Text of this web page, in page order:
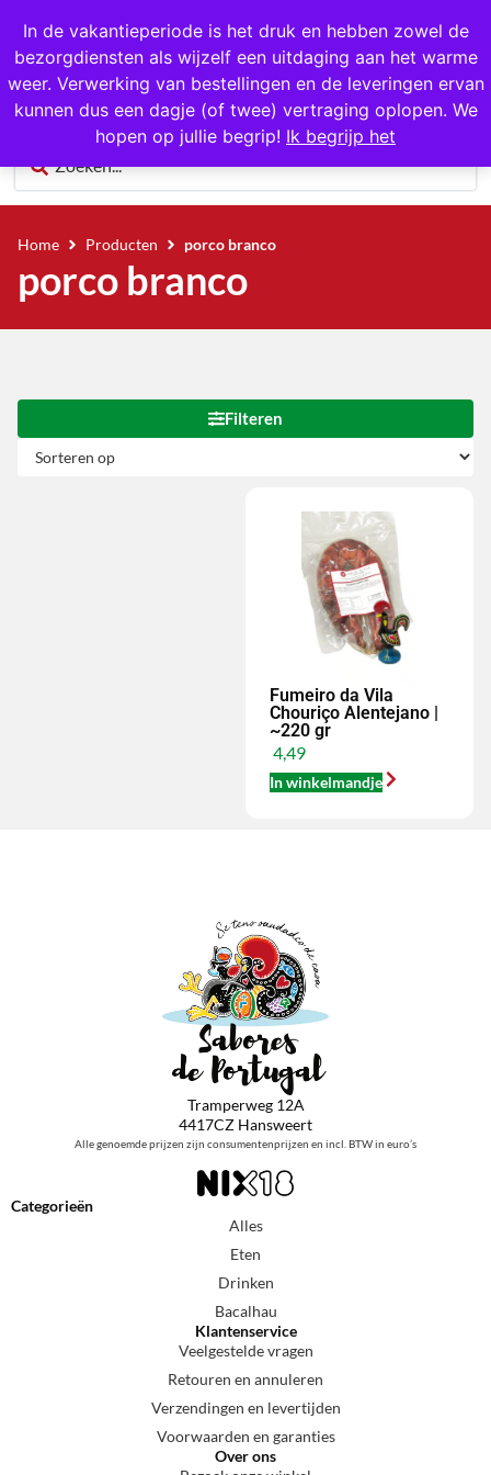
In de vakantieperiode is het druk en hebben zowel de
bezorgdiensten als wijzelf een uitdaging aan het warme
weer. Verwerking van bestellingen en de leveringen ervan
kunnen dus een dagje (of twee) vertraging oplopen. We
hopen op jullie begrip! Ik begrijp het
1000+ producten op voorraad
0
Home Producten porco branco
porco branco
Filteren
Fumeiro da Vila
Chouriço Alentejano |
~220 gr
4,49
In winkelmandje
Tramperweg 12A
4417CZ Hansweert
Alle genoemde prijzen zijn consumentenprijzen en incl. BTW in euro’s
Categorieën
Alles
Eten
Drinken
Bacalhau
Klantenservice
Veelgestelde vragen
Retouren en annuleren
Verzendingen en levertijden
Voorwaarden en garanties
Over ons